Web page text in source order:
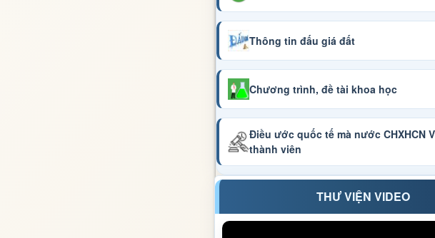
Thông tin đấu giá đất
Chương trình, đề tài khoa học
Điều ước quốc tế mà nước CHXHCN
thành viên
THƯ VIỆN VIDEO